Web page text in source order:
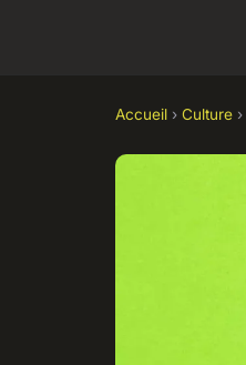
Accueil › Culture ›